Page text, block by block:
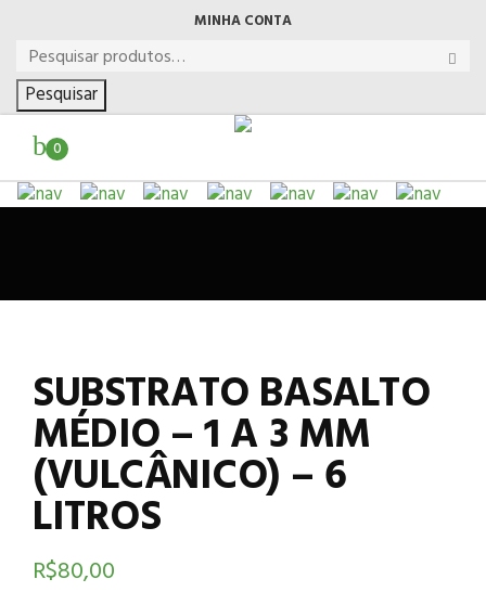
MINHA CONTA
Pesquisar
0
SUBSTRATO BASALTO
MÉDIO – 1 A 3 MM
(VULCÂNICO) – 6
LITROS
R$80,00